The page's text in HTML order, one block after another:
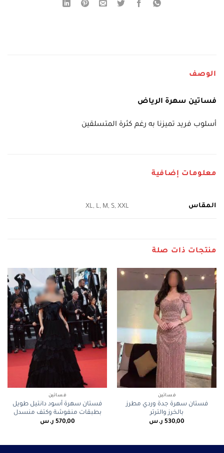
الوصف
فساتين سهرة الرياض
أسلوب فريد تميزنا به رغم كثرة المتسلقين
معلومات إضافية
المقاس XL, L, M, S, XXL
منتجات ذات صلة
فساتين
فستان سهرة جدة وردي مطرز
بالخرز والترتر
530,00 ر.س
فساتين
فستان سهرة أسود دانتيل طويل
بطبقات منفوشة وكتف منسدل
570,00 ر.س